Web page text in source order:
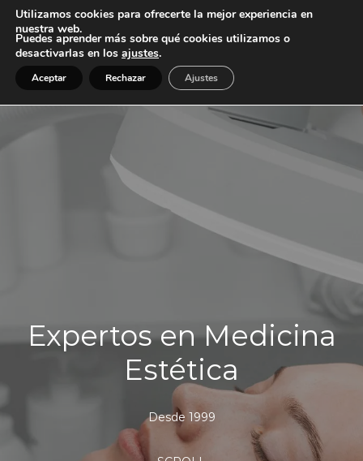
Expertos en Medicina
Estética
Desde 1999
Utilizamos cookies para ofrecerte la mejor experiencia en
nuestra web.
Puedes aprender más sobre qué cookies utilizamos o
desactivarlas en los ajustes.
Aceptar Rechazar Ajustes